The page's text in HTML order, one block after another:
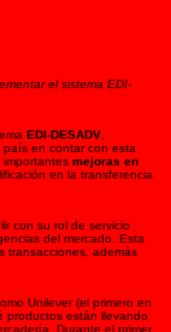
el sistema EDI-
EDI-DESADV
en contar con esta
importantes mejoras en
en la transferencia
con su rol de servicio
del mercado. Esta
transacciones, además
Unilever (el primero en
productos están llevando
Durante el primer